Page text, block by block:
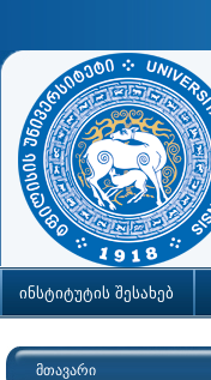
ინსტიტუტის შესახებ
მთავარი